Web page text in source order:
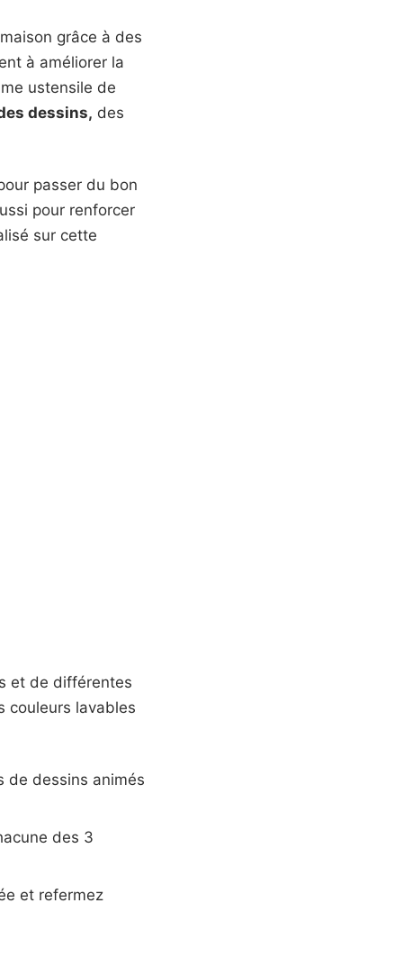
grâce à des
à améliorer la
ustensile de
dessins, des
passer du bon
pour renforcer
sur cette
et de différentes
couleurs lavables
de dessins animés
des 3
et refermez